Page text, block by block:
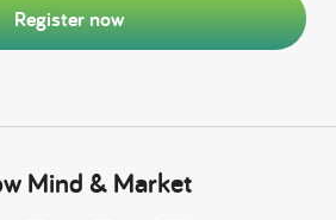
Register now
Mind & Market